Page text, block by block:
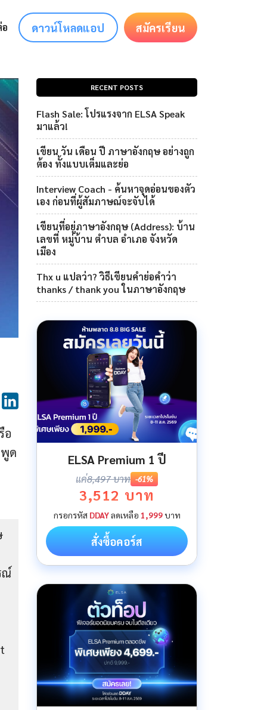
ดาวน์โหลดแอป สมัครเรียน
อ
ด
ณ์
RECENT POSTS
Flash Sale: โปรแรงจาก ELSA Speak
มาแล้ว!
เขียน วัน เดือน ปี ภาษาอังกฤษ อย่างถูก
ต้อง ทั้งแบบเต็มและย่อ
Interview Coach - ค้นหาจุดอ่อนของตัว
เอง ก่อนที่ผู้สัมภาษณ์จะจับได้
เขียนที่อยู่ภาษาอังกฤษ (Address): บ้าน
เลขที่ หมู่บ้าน ตำบล อำเภอ จังหวัด
เมือง
Thx u แปลว่า? วิธีเขียนคำย่อคำว่า
thanks / thank you ในภาษาอังกฤษ
ELSA Premium 1 ปี
แค่8,497 บาท -61%
3,512 บาท
กรอกรหัส DDAYลดเหลือ 1,999บาท
สั่งซื้อคอร์ส